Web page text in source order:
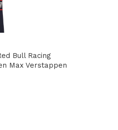
Bull Racing
Max Verstappen